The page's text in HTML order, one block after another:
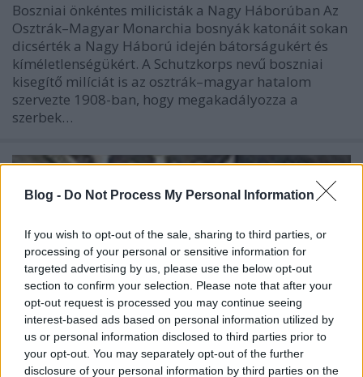
Blog - Do Not Process My Personal Information
If you wish to opt-out of the sale, sharing to third parties, or
processing of your personal or sensitive information for
targeted advertising by us, please use the below opt-out
section to confirm your selection. Please note that after your
opt-out request is processed you may continue seeing
interest-based ads based on personal information utilized by
us or personal information disclosed to third parties prior to
your opt-out. You may separately opt-out of the further
disclosure of your personal information by third parties on the
Boszniai önkéntes milicisták a Nagy Háborúban Az
Osztrák–Magyar Monarchia bosnyák katonáit sokan
dicsérték a Nagy Háború idején bátorságukért és
kíméletlenségükért. A Schutzkorps nevű boszniai
kisegítő milíciát is az osztrák–magyar hatalom
szervezte 1908-ban, hogy megakadályozza a
szerbek…